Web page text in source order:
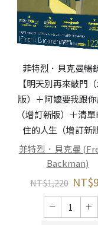
菲特烈．貝克曼暢
【明天別再來敲門
版）＋阿嬤要我跟
（增訂新版）＋清
住的人生（增訂新
菲特烈．貝克曼
Backman)
NT$1,220 NT$